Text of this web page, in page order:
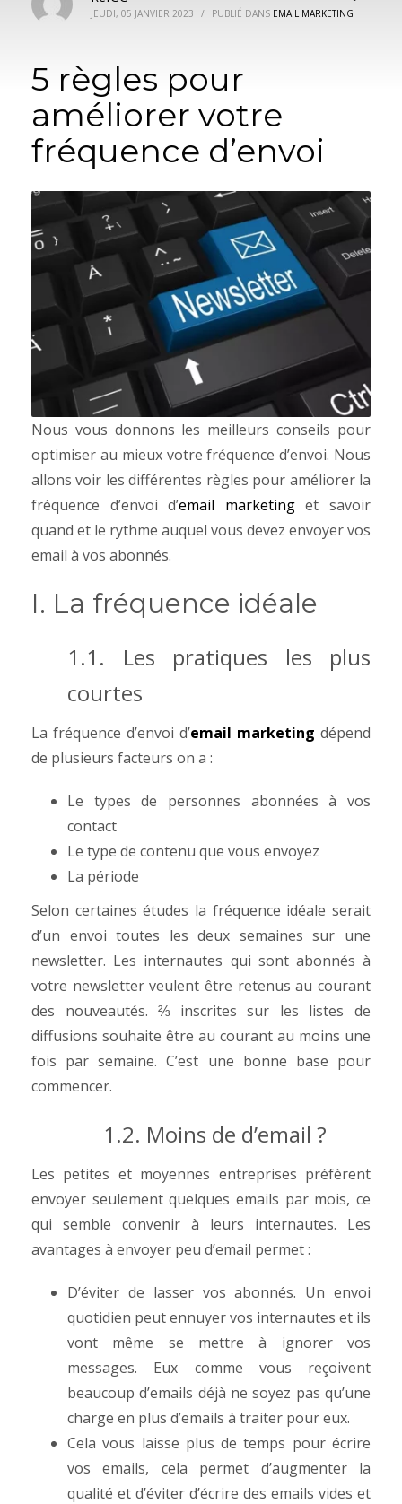
JEUDI, 05 JANVIER 2023 / PUBLIÉ DANS EMAIL MARKETING
5 règles pour
améliorer votre
fréquence d’envoi
Nous vous donnons les meilleurs conseils pour
optimiser au mieux votre fréquence d’envoi. Nous
allons voir les différentes règles pour améliorer la
fréquence d’envoi d’email marketinget savoir
quand et le rythme auquel vous devez envoyer vos
email à vos abonnés.
I. La fréquence idéale
1.1. Les pratiques les plus
courtes
La fréquence d’envoi d’email marketing dépend
de plusieurs facteurs on a :
Le types de personnes abonnées à vos
contact
Le type de contenu que vous envoyez
La période
Selon certaines études la fréquence idéale serait
d’un envoi toutes les deux semaines sur une
newsletter. Les internautes qui sont abonnés à
votre newsletter veulent être retenus au courant
des nouveautés. ⅔ inscrites sur les listes de
diffusions souhaite être au courant au moins une
fois par semaine. C’est une bonne base pour
commencer.
1.2. Moins de d’email ?
Les petites et moyennes entreprises préfèrent
envoyer seulement quelques emails par mois, ce
qui semble convenir à leurs internautes. Les
avantages à envoyer peu d’email permet :
D’éviter de lasser vos abonnés. Un envoi
quotidien peut ennuyer vos internautes et ils
vont même se mettre à ignorer vos
messages. Eux comme vous reçoivent
beaucoup d’emails déjà ne soyez pas qu’une
charge en plus d’emails à traiter pour eux.
Cela vous laisse plus de temps pour écrire
vos emails, cela permet d’augmenter la
qualité et d’éviter d’écrire des emails vides et